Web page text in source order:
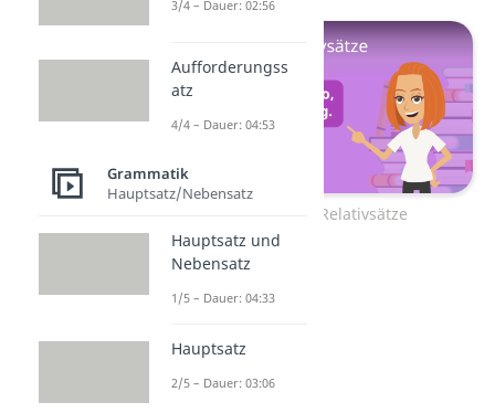
Zum Video: Relativsätze
3/4 – Dauer: 02:56
Aufforderungss
atz
4/4 – Dauer: 04:53
Grammatik
Hauptsatz/Nebensatz
Hauptsatz und
Nebensatz
1/5 – Dauer: 04:33
Hauptsatz
2/5 – Dauer: 03:06